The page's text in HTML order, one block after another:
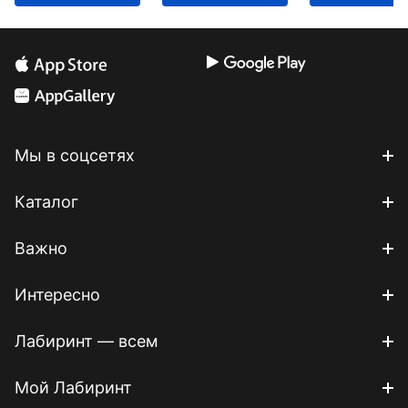
Мы в соцсетях
Каталог
Важно
Интересно
Лабиринт — всем
Мой Лабиринт